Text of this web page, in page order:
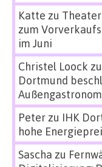
Katte zu
zum
im Juni
Christel Loock zu
Dortmund
Peterzu IHK
hohe
Sascha zu